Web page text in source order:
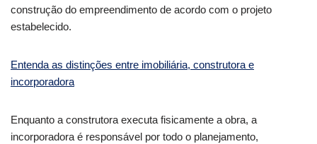
construção do empreendimento de acordo com o projeto
estabelecido.
Entenda as distinções entre imobiliária, construtora e
incorporadora
Enquanto a construtora executa fisicamente a obra, a
incorporadora é responsável por todo o planejamento,